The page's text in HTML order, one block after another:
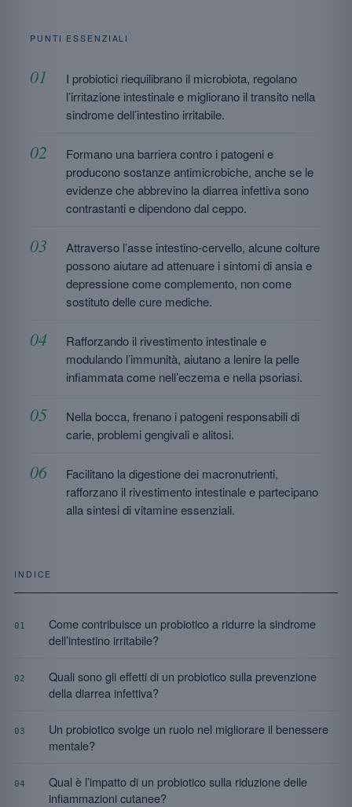
PUNTI ESSENZIALI
I probiotici riequilibrano il microbiota, regolano
l’irritazione intestinale e migliorano il transito nella
sindrome dell’intestino irritabile.
Formano una barriera contro i patogeni e
producono sostanze antimicrobiche, anche se le
evidenze che abbrevino la diarrea infettiva sono
contrastanti e dipendono dal ceppo.
Attraverso l’asse intestino-cervello, alcune colture
possono aiutare ad attenuare i sintomi di ansia e
depressione come complemento, non come
sostituto delle cure mediche.
Rafforzando il rivestimento intestinale e
modulando l’immunità, aiutano a lenire la pelle
infiammata come nell’eczema e nella psoriasi.
Nella bocca, frenano i patogeni responsabili di
carie, problemi gengivali e alitosi.
Facilitano la digestione dei macronutrienti,
rafforzano il rivestimento intestinale e partecipano
alla sintesi di vitamine essenziali.
INDICE
01
Come contribuisce un probiotico a ridurre la sindrome
dell’intestino irritabile?
02
Quali sono gli effetti di un probiotico sulla prevenzione
della diarrea infettiva?
03
Un probiotico svolge un ruolo nel migliorare il benessere
mentale?
04
Qual è l’impatto di un probiotico sulla riduzione delle
infiammazioni cutanee?